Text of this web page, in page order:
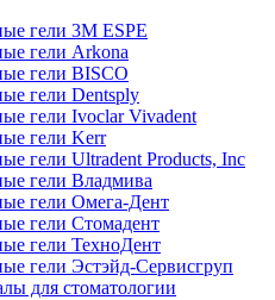
гели 3М ESPE
гели Arkona
гели BISCO
гели Dentsply
гели Ivoclar Vivadent
гели Kerr
гели Ultradent Products, Inc
гели Владмива
гели Омега-Дент
гели Стомадент
гели ТехноДент
гели Эстэйд-Сервисгруп
для стоматологии